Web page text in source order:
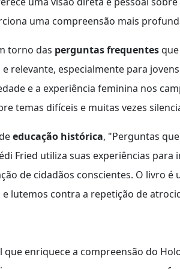
uma compreensão mais
torno das perguntas frequentes
relevante, especialmente para
e a experiência feminina nos
temas difíceis e muitas vezes
educação histórica, "Perguntas
Fried utiliza suas experiências
de cidadãos conscientes. O livro
lutemos contra a repetição de
que enriquece a compreensão do